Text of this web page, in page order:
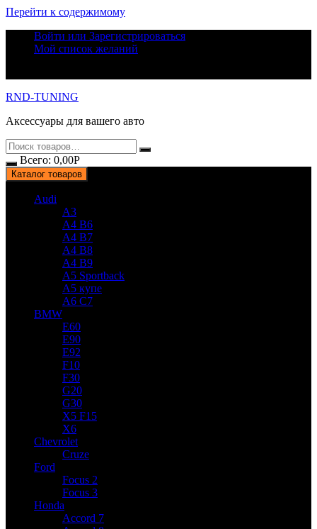
Перейти к содержимому
Войти или Зарегистрироваться
Мой список желаний
RND-TUNING
Аксессуары для вашего авто
Всего: 0,00Р
Каталог товаров
Audi
A3
A4 B6
A4 B7
A4 B8
A4 B9
A5 Sportback
A5 купе
A6 C7
BMW
E60
E90
E92
F10
F30
G20
G30
X5 F15
X6
Chevrolet
Cruze
Ford
Focus 2
Focus 3
Honda
Accord 7